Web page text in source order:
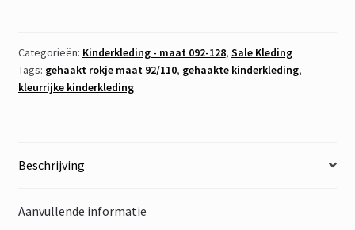
92/110
aantal
Categorieën: Kinderkleding - maat 092-128, Sale Kleding
Tags: gehaakt rokje maat 92/110, gehaakte kinderkleding,
kleurrijke kinderkleding
Beschrijving
Aanvullende informatie